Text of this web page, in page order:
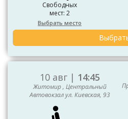
Свободных
мест: 2
Выбрать место
10 авг | 14:45
Житомир , Центральный
Автовокзал ул. Киевская, 93